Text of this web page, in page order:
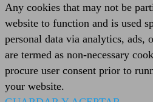
Any cookies that may not be
website to function and is used
personal data via analytics, ads,
are termed as non-necessary
procure user consent prior to
your website.